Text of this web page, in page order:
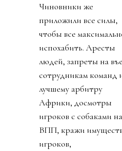
Чиновники же
приложили все силы,
чтобы все
испохабить. Аресты
людей, запреты на
сотрудникам команд
лучшему арбитру
Африки, досмотры
игроков с собаками на
ВПП, кражи
игроков,